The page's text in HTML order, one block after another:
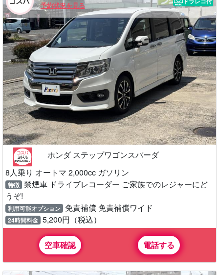
予約状況を見る
ホンダ ステップワゴンスパーダ
8人乗り オートマ 2,000cc ガソリン
特徴 禁煙車 ドライブレコーダー ご家族でのレジャーにど
うぞ!
利用可能オプション 免責補償 免責補償ワイド
24時間料金 5,200円（税込）
空車確認 電話する